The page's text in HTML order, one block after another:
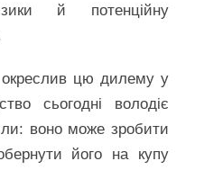
й потенційну
цю дилему у
сьогодні володіє
воно може зробити
його на купу